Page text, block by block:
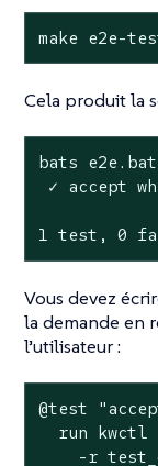
make e2e-
Cela produit la
bats
✓ accept
1 test, 0
Vous devez
la demande en
l’utilisateur :
@test
run kwctl
-r